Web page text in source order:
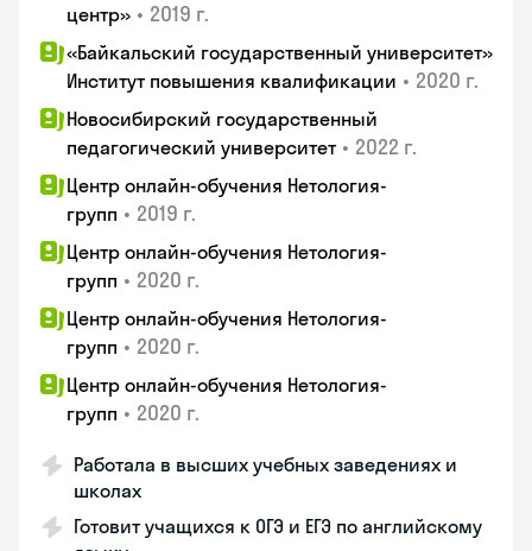
центр» • 2019 г.
«Байкальский государственный университет»
Институт повышения квалификации • 2020 г.
Новосибирский государственный
педагогический университет • 2022 г.
Центр онлайн-обучения Нетология-
групп • 2019 г.
Центр онлайн-обучения Нетология-
групп • 2020 г.
Центр онлайн-обучения Нетология-
групп • 2020 г.
Центр онлайн-обучения Нетология-
групп • 2020 г.
Работала в высших учебных заведениях и
школах
Готовит учащихся к ОГЭ и ЕГЭ по английскому